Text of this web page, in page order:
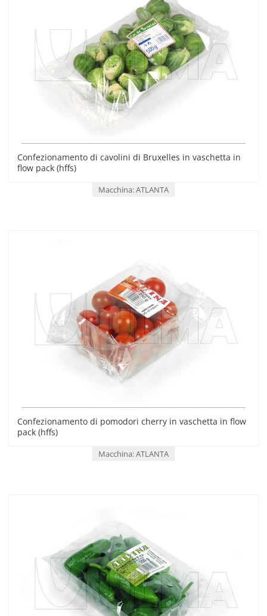
Confezionamento di cavolini di Bruxelles in vaschetta in
flow pack (hffs)
Macchina: ATLANTA
Confezionamento di pomodori cherry in vaschetta in flow
pack (hffs)
Macchina: ATLANTA